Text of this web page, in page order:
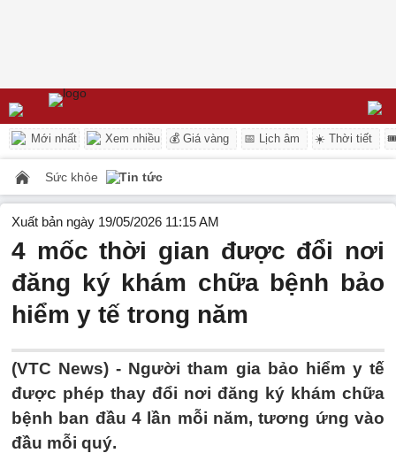
Mới nhất Xem nhiều 💰 Giá vàng 📅 Lịch âm ☀️ Thời tiết
Sức khỏe Tin tức
Xuất bản ngày 19/05/2026 11:15 AM
4 mốc thời gian được đổi nơi
đăng ký khám chữa bệnh bảo
hiểm y tế trong năm
(VTC News) - Người tham gia bảo hiểm y tế
được phép thay đổi nơi đăng ký khám chữa
bệnh ban đầu 4 lần mỗi năm, tương ứng vào
đầu mỗi quý.